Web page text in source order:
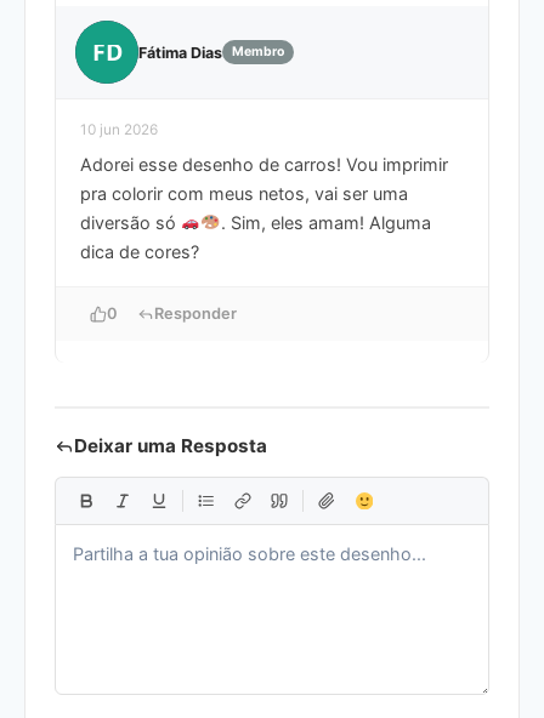
FD Fátima Dias Membro
10 jun 2026
Adorei esse desenho de carros! Vou imprimir
pra colorir com meus netos, vai ser uma
diversão só
. Sim, eles amam! Alguma
dica de cores?
0 Responder
Deixar uma Resposta